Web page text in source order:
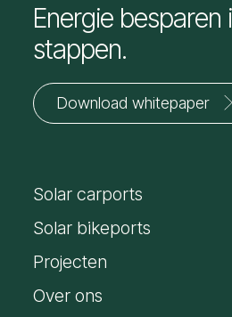
Energie besparen
stappen.
Download whitepaper
*
E-
mailadres
Solar carports
Solar bikeports
Projecten
Over ons